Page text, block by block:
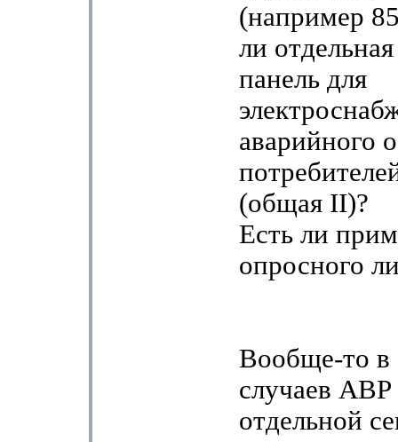
(например
ли
панель для
аварийного
(общая II)?
Есть ли
опросного
Вообще-то в
случаев АВР
отдельной